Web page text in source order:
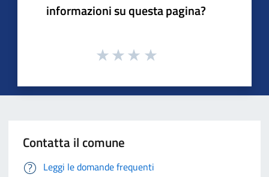
informazioni su questa pagina?
Contatta il comune
Leggi le domande frequenti